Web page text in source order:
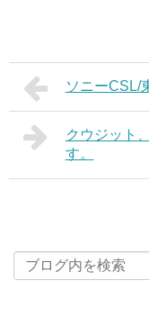
ソニーCSL/
クウジット
す。